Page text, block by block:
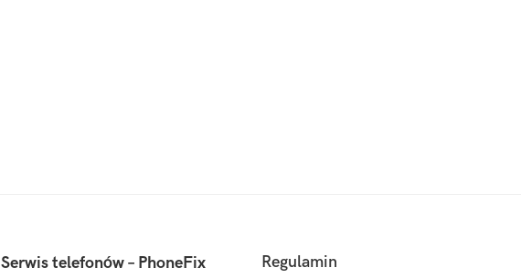
Serwis telefonów – PhoneFix
Regulamin